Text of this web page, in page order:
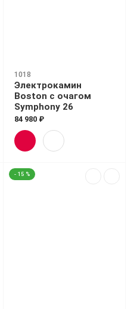
1018
Электрокамин
Boston с очагом
Symphony 26
84 980 ₽
- 15 %